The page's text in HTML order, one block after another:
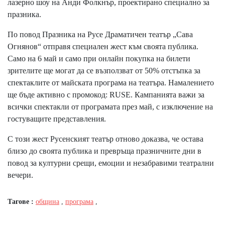
лазерно шоу на Анди Фолкнър, проектирано специално за
празника.
По повод Празника на Русе Драматичен театър „Сава
Огнянов“ отправя специален жест към своята публика.
Само на 6 май и само при онлайн покупка на билети
зрителите ще могат да се възползват от 50% отстъпка за
спектаклите от майската програма на театъра. Намалението
ще бъде активно с промокод: RUSE. Кампанията важи за
всички спектакли от програмата през май, с изключение на
гостуващите представления.
С този жест Русенският театър отново доказва, че остава
близо до своята публика и превръща празничните дни в
повод за културни срещи, емоции и незабравими театрални
вечери.
Тагове : община , програма ,